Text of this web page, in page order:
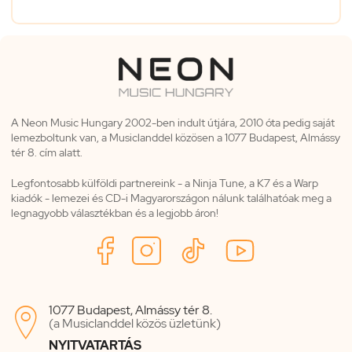
A Neon Music Hungary 2002-ben indult útjára, 2010 óta pedig saját
lemezboltunk van, a Musiclanddel közösen a 1077 Budapest, Almássy
tér 8. cím alatt.
Legfontosabb külföldi partnereink - a Ninja Tune, a K7 és a Warp
kiadók - lemezei és CD-i Magyarországon nálunk találhatóak meg a
legnagyobb választékban és a legjobb áron!

1077 Budapest, Almássy tér 8.
(a Musiclanddel közös üzletünk)
NYITVATARTÁS